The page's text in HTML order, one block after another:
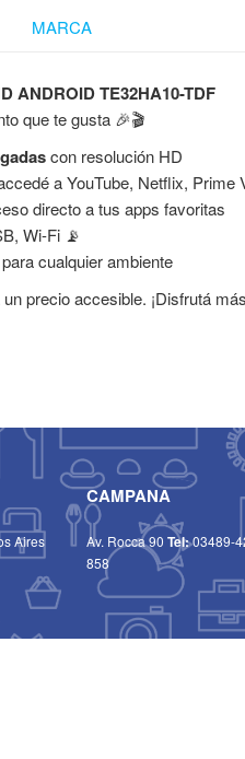
MARCA
ANDROID TE32HA10-TDF
que te gusta 🎉🎬
con resolución HD
a YouTube, Netflix, Prime
directo a tus apps favoritas
Wi-Fi 📡
cualquier ambiente
precio accesible. ¡Disfrutá
Aires
CAMPANA
Av. Rocca 90Tel:03489-
858